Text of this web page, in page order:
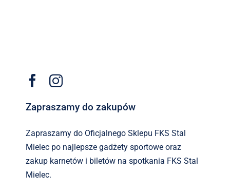
Zapraszamy do zakupów
Zapraszamy do Oficjalnego Sklepu FKS Stal
Mielec po najlepsze gadżety sportowe oraz
zakup karnetów i biletów na spotkania FKS Stal
Mielec.